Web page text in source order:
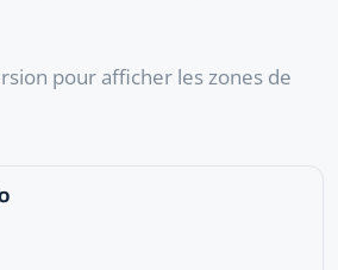
pour afficher les zones de